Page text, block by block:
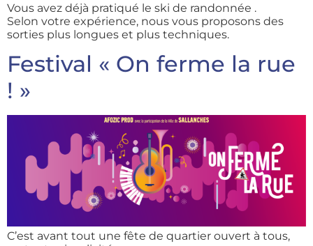
Vous avez déjà pratiqué le ski de randonnée .
Selon votre expérience, nous vous proposons des
sorties plus longues et plus techniques.
Festival « On ferme la rue
! »
C’est avant tout une fête de quartier ouvert à tous,